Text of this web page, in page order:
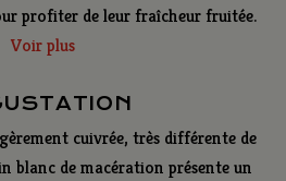
profiter de leur fraîcheur fruitée.
Voir plus
cuivrée, très différente de
blanc de macération présente un